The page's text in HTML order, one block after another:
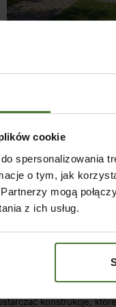
cookie
spersonalizowania
o tym, jak
mogą
z ich usług.
cm
SKU:80354E
Od 5180,00 zł
WYBIERZ OPCJE
Dzięki temu
konstrukcje,